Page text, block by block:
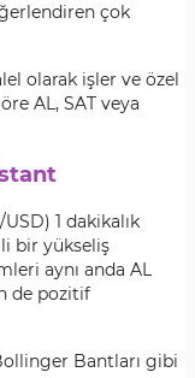
çok
olarak işler ve özel
AL, SAT veya
1 dakikalık
bir yükseliş
aynı anda AL
de pozitif
Bantları gibi